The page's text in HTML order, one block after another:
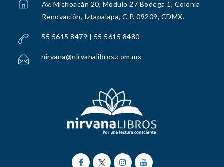
Av. Michoacán 20, Módulo 27 Bodega 1, Colonia
Renovación, Iztapalapa, C.P. 09209, CDMX.
55 5615 8479 | 55 5615 8480
nirvana@nirvanalibros.com.mx